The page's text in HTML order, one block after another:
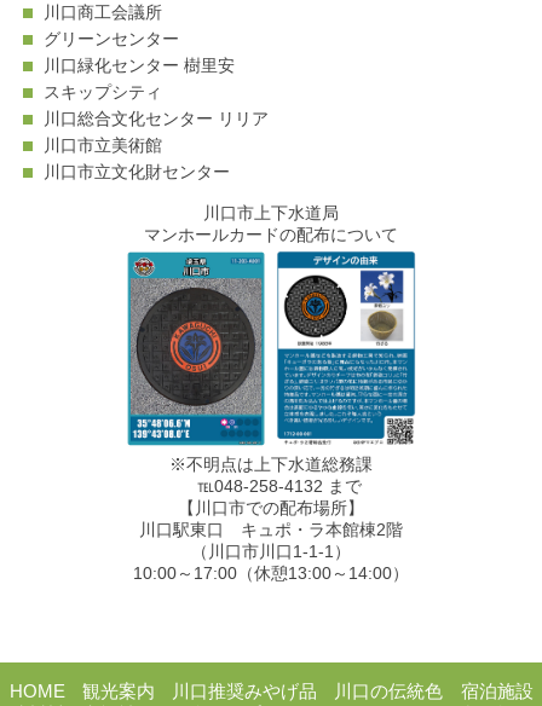
川口商工会議所
グリーンセンター
川口緑化センター 樹里安
スキップシティ
川口総合文化センター リリア
川口市立美術館
川口市立文化財センター
川口市上下水道局
マンホールカードの配布について
※不明点は上下水道総務課
℡048-258-4132 まで
【川口市での配布場所】
川口駅東口 キュポ・ラ本館棟2階
（川口市川口1-1-1）
10:00～17:00（休憩13:00～14:00）
HOME 観光案内 川口推奨みやげ品 川口の伝統色
宿泊施設